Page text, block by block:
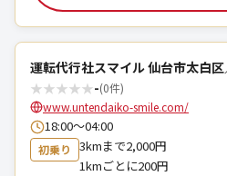
運転代行社スマイル 仙台市太白
★★★★★-(0件)
www.untendaiko-smile.com/
18:00～04:00
初乗り
3kmまで2,000円
1kmごとに200円